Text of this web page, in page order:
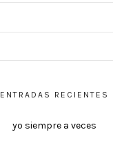
ENTRADAS RECIENTES
yo siempre a veces